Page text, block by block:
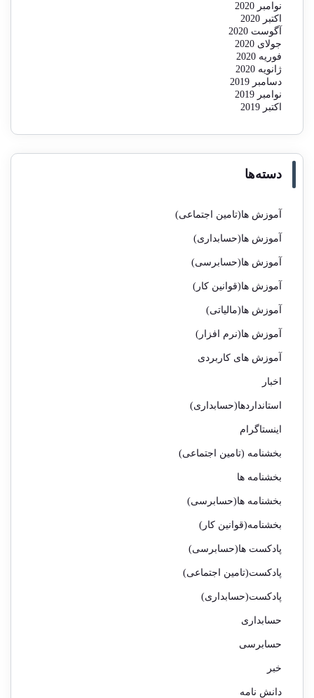
نوامبر 2020
اکتبر 2020
آگوست 2020
جولای 2020
فوریه 2020
ژانویه 2020
دسامبر 2019
نوامبر 2019
اکتبر 2019
دسته‌ها
آموزش ها(تامین اجتماعی)
آموزش ها(حسابداری)
آموزش ها(حسابرسی)
آموزش ها(قوانین کار)
آموزش ها(مالیاتی)
آموزش ها(نرم افزار)
آموزش های کاربردی
اخبار
استانداردها(حسابداری)
اینستاگرام
بخشنامه (تامین اجتماعی)
بخشنامه ها
بخشنامه ها(حسابرسی)
بخشنامه(قوانین کار)
پادکست ها(حسابرسی)
پادکست(تامین اجتماعی)
پادکست(حسابداری)
حسابداری
حسابرسی
خبر
دانش نامه